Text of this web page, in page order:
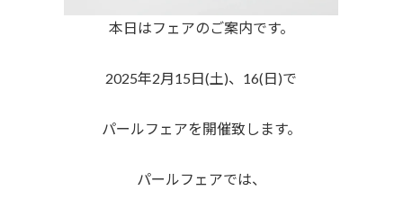
本日はフェアのご案内です。
2025年2月15日(土)、16(日)で
パールフェアを開催致します。
パールフェアでは、